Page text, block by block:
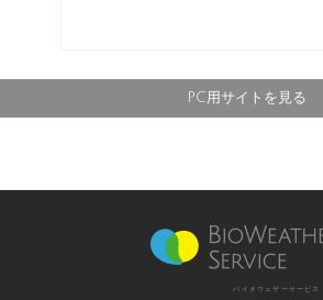
PC用サイトを見る
バイオウェザーサービス